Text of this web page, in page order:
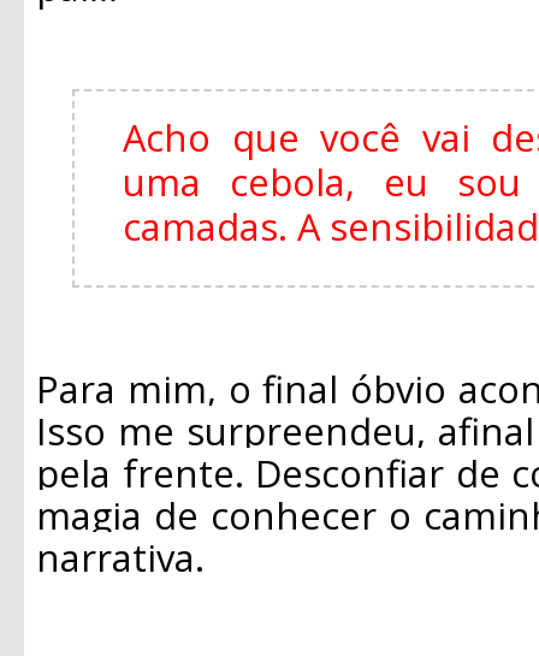
Acho que você vai
uma cebola, eu
camadas. A
Para mim, o final óbvio
Isso me surpreendeu,
pela frente. Desconfiar de
magia de conhecer o
narrativa.